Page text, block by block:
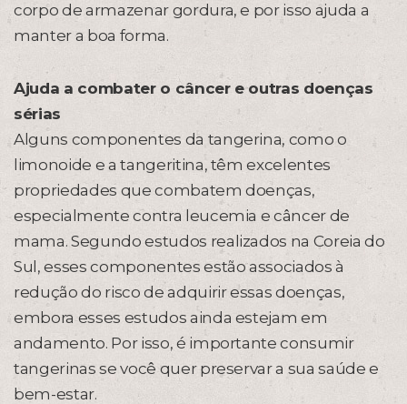
corpo de armazenar gordura, e por isso ajuda a
manter a boa forma.
Ajuda a combater o câncer e outras doenças
sérias
Alguns componentes da tangerina, como o
limonoide e a tangeritina, têm excelentes
propriedades que combatem doenças,
especialmente contra leucemia e câncer de
mama. Segundo estudos realizados na Coreia do
Sul, esses componentes estão associados à
redução do risco de adquirir essas doenças,
embora esses estudos ainda estejam em
andamento. Por isso, é importante consumir
tangerinas se você quer preservar a sua saúde e
bem-estar.